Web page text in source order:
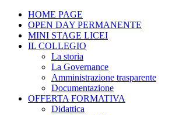
HOME PAGE
OPEN DAY PERMANENTE
MINI STAGE LICEI
IL COLLEGIO
La storia
La Governance
Amministrazione trasparente
Documentazione
OFFERTA FORMATIVA
Didattica